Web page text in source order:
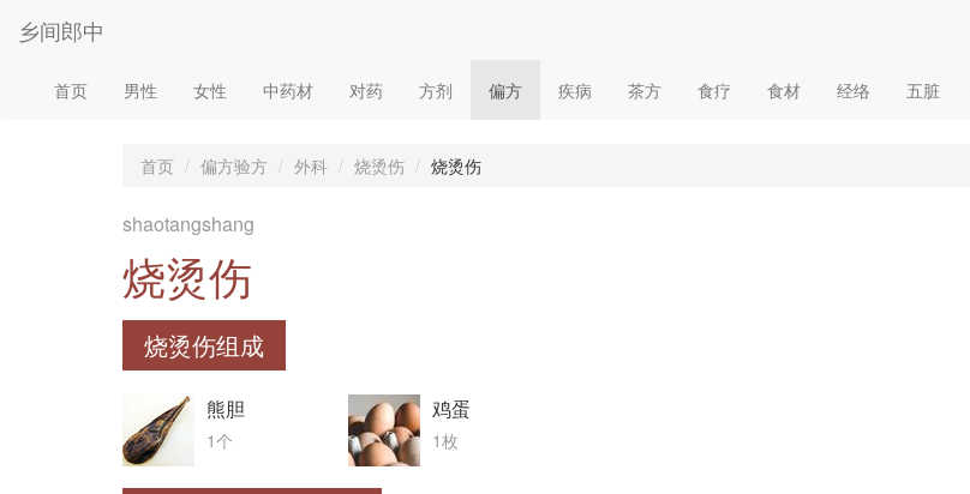
乡间郎中
首页 男性 女性 中药材 对药 方剂 偏方 疾病 茶方 食疗 食材 经络 五脏
首页 偏方验方 外科 烧烫伤 烧烫伤
shaotangshang
烧烫伤
烧烫伤组成
熊胆
1个
鸡蛋
1枚